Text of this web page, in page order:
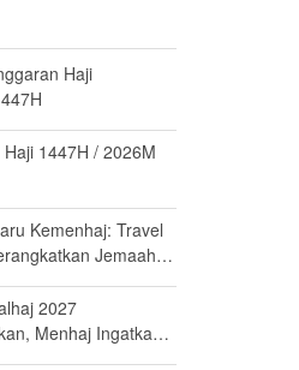
Haji
Haji 1447H / 2026M
Kemenhaj: Travel
Jemaah
2027
Menhaj Ingatkan